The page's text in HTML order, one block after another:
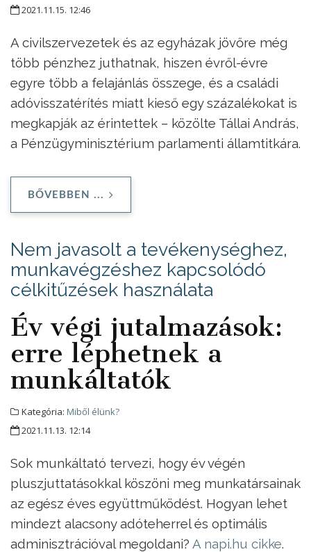
2021.11.15. 12:46
A civilszervezetek és az egyházak jövőre még
több pénzhez juthatnak, hiszen évről-évre
egyre több a felajánlás összege, és a családi
adóvisszatérítés miatt kieső egy százalékokat is
megkapják az érintettek – közölte Tállai András,
a Pénzügyminisztérium parlamenti államtitkára.
BŐVEBBEN ...
Nem javasolt a tevékenységhez,
munkavégzéshez kapcsolódó
célkitűzések használata
Év végi jutalmazások:
erre léphetnek a
munkáltatók
Kategória: Miből élünk?
2021.11.13. 12:14
Sok munkáltató tervezi, hogy év végén
pluszjuttatásokkal köszöni meg munkatársainak
az egész éves együttműködést. Hogyan lehet
mindezt alacsony adóteherrel és optimális
adminisztrációval megoldani? A napi.hu cikke.